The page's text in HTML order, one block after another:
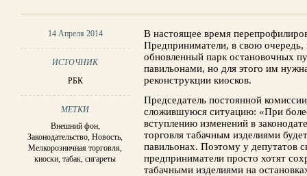
14 Апреля 2014
ИСТОЧНИК
РБК
МЕТКИ
Внешний фон,
Законодательство,Новость,
Мелкорозничная торговля,
киоски,табак,сигареты
В настоящее время
Предприниматели, в свою очередь,
обновленный парк остановочных
павильонами, но для этого им
реконструкции киосков.
Председатель постоянной
сложившуюся ситуацию: «При
вступлению изменений в
торговля табачным изделиями
павильонах. Поэтому у депутатов
предприниматели просто хотят
табачными изделиями на